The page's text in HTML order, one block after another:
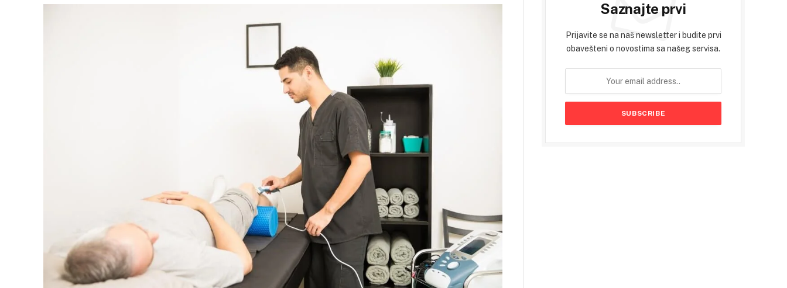
Saznajte prvi
Prijavite se na naš newsletter i budite prvi
obavešteni o novostima sa našeg servisa.